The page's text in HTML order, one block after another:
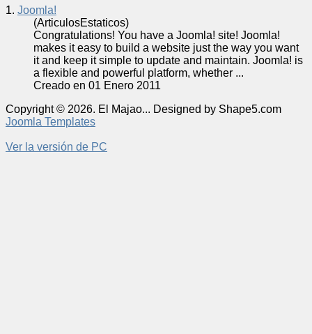
1. Joomla!
(ArticulosEstaticos)
Congratulations! You have a Joomla! site! Joomla!
makes it easy to build a website just the way you want
it and keep it simple to update and maintain. Joomla! is
a flexible and powerful platform, whether ...
Creado en 01 Enero 2011
Copyright © 2026. El Majao... Designed by Shape5.com
Joomla Templates
Ver la versión de PC